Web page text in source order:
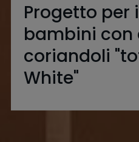
Progetto per
bambini con
coriandoli
White"